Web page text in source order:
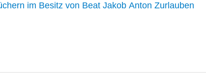
im Besitz von Beat Jakob Anton Zurlauben